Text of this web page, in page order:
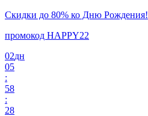
Скидки до 80% ко Дню Рождения!
промокод HAPPY22
02дн
05
:
58
:
28